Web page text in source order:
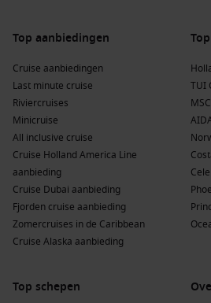
Als je een cruise maakt naar Jost Van
verschillende andere havens die je
Gustavia (Saint Barth) Frankrijk:
staat bekend om zijn luxe winkels
het historische Fort Gustav voor
Saint John‘s,Antigua en Barbuda:
Antigua biedt een rijke
gebouwen. Bezoek het stadhuis
Nelson’s Dockyard.
levendige stad is beroemd om
kleurrijke markten en geniet van de
Top aanbiedingen
Cruise aanbiedingen
Last minute cruise
Riviercruises
Minicruise
All inclusive cruise
Cruise Holland America Line
aanbieding
Cruise Dubai aanbieding
Fjorden cruise aanbieding
Zomercruises in de Caribbean
Cruise Alaska aanbieding
TUI
Top schepen